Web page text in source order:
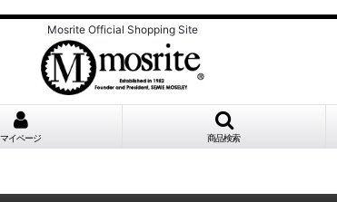
Mosrite Official Shopping Site
マイページ 商品検索